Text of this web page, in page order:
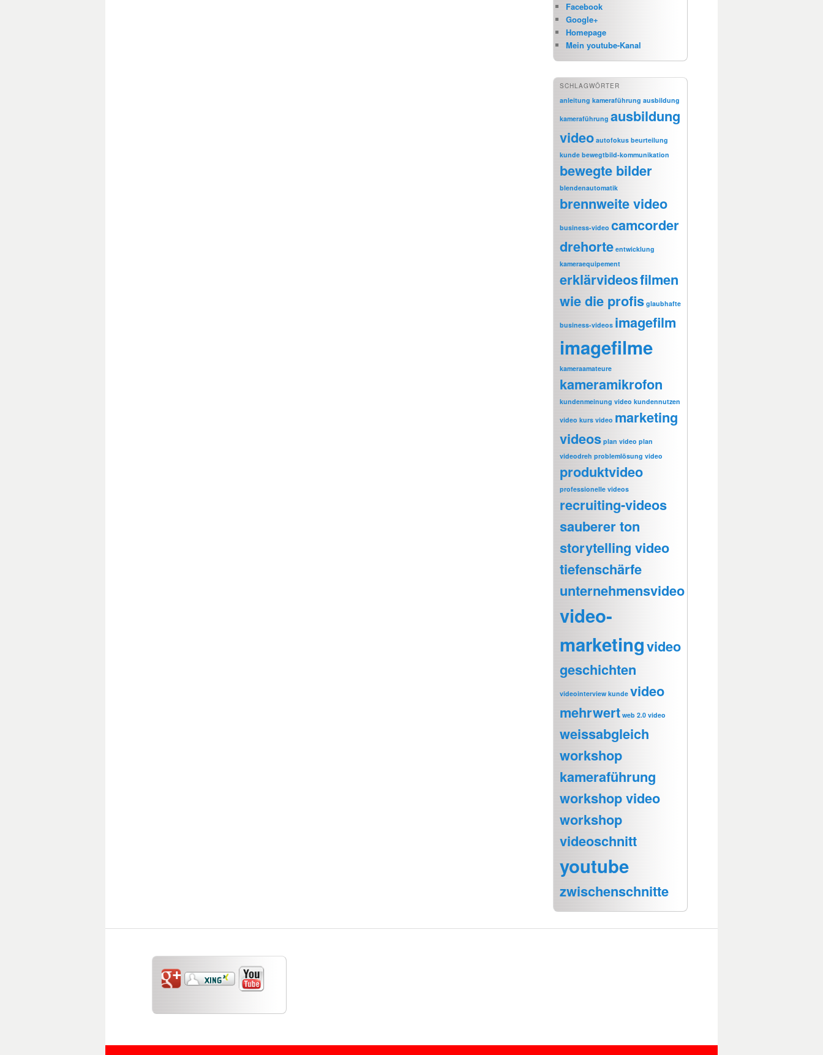
Facebook
Google+
Homepage
Mein youtube-Kanal
SCHLAGWÖRTER
anleitung kameraführung ausbildung
kameraführung ausbildung
video autofokus beurteilung
kunde bewegtbild-kommunikation
bewegte bilder
blendenautomatik
brennweite video
business-video camcorder
drehorte entwicklung
kameraequipement
erklärvideosfilmen
wie die profis glaubhafte
business-videos imagefilm
imagefilme
kameraamateure
kameramikrofon
kundenmeinung video kundennutzen
video kurs video marketing
videos plan video plan
videodreh problemlösung video
produktvideo
professionelle videos
recruiting-videos
sauberer ton
storytelling video
tiefenschärfe
unternehmensvideo
video-
marketingvideo
geschichten
videointerview kunde video
mehrwert web 2.0 video
weissabgleich
workshop
kameraführung
workshop video
workshop
videoschnitt
youtube
zwischenschnitte